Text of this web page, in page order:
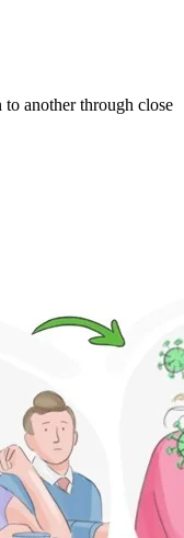
to another through close